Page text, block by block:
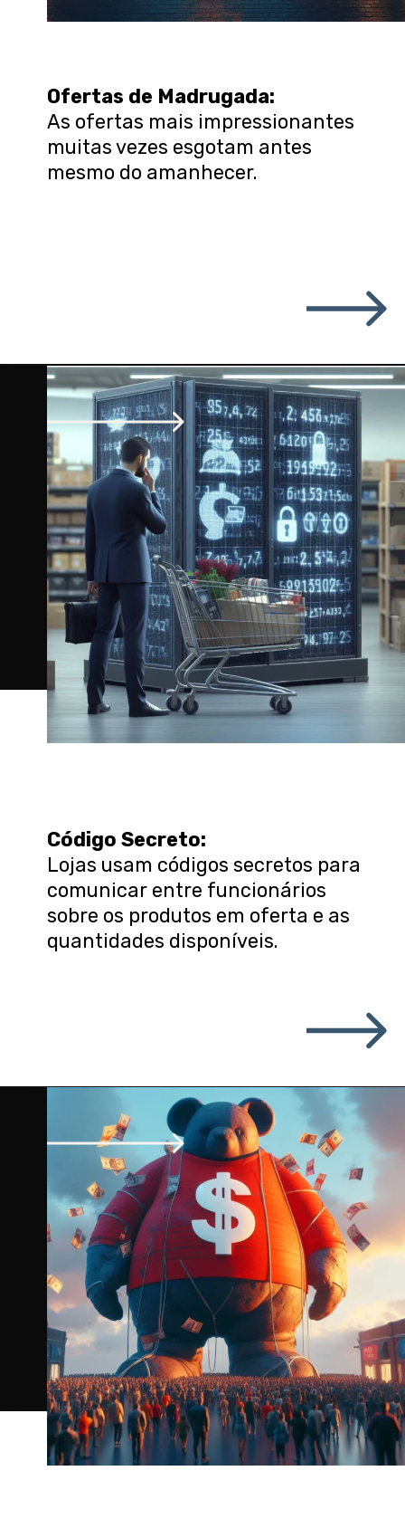
Ofertas de Madrugada:
As ofertas mais impressionantes
muitas vezes esgotam antes
mesmo do amanhecer.
Código Secreto:
Lojas usam códigos secretos para
comunicar entre funcionários
sobre os produtos em oferta e as
quantidades disponíveis.